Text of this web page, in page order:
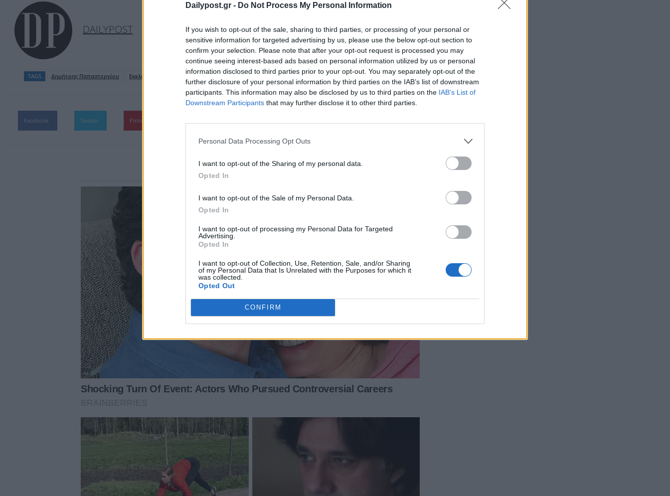
Dailypost.gr - Do Not Process My Personal Information
If you wish to opt-out of the sale, sharing to third parties, or processing of your personal or
sensitive information for targeted advertising by us, please use the below opt-out section to
confirm your selection. Please note that after your opt-out request is processed you may
continue seeing interest-based ads based on personal information utilized by us or personal
information disclosed to third parties prior to your opt-out. You may separately opt-out of the
further disclosure of your personal information by third parties on the IAB’s list of downstream
participants. This information may also be disclosed by us to third parties on the IAB’s List of
Downstream Participants that may further disclose it to other third parties.
Personal Data Processing Opt Outs
I want to opt-out of the Sharing of my personal data.
Opted In
I want to opt-out of the Sale of my Personal Data.
Opted In
I want to opt-out of processing my Personal Data for Targeted
Advertising.
Opted In
I want to opt-out of Collection, Use, Retention, Sale, and/or Sharing
of my Personal Data that Is Unrelated with the Purposes for which it
was collected.
Opted Out
CONFIRM
DAILYPOST
TAGS Δημήτρης Παπαστεργίου Εκκλησία
Facebook Twitter Pinterest